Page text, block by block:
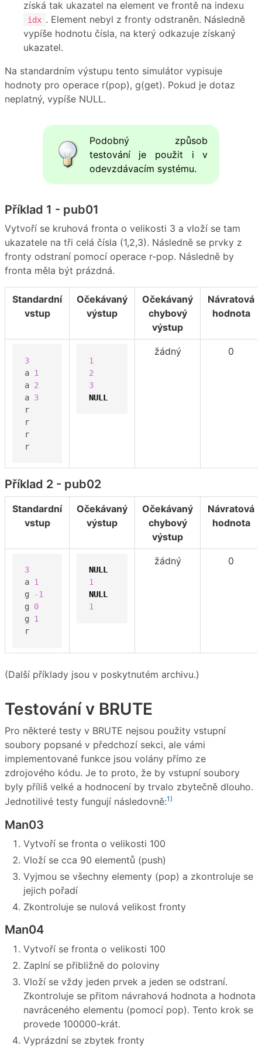
získá tak ukazatel na element ve frontě na indexu
idx . Element nebyl z fronty odstraněn. Následně
vypíše hodnotu čísla, na který odkazuje získaný
ukazatel.
Na standardním výstupu tento simulátor vypisuje
hodnoty pro operace r(pop), g(get). Pokud je dotaz
neplatný, vypíše NULL.
Podobný způsob
testování je použit i v
odevzdávacím systému.
Příklad 1 - pub01
Vytvoří se kruhová fronta o velikosti 3 a vloží se tam
ukazatele na tři celá čísla (1,2,3). Následně se prvky z
fronty odstraní pomocí operace r-pop. Následně by
fronta měla být prázdná.
Standardní
vstup
Očekávaný
výstup
Očekávaný
chybový
výstup
Návratová
hodnota
3
a 1
a 2
a 3
r
r
r
r
1
2
3
NULL
žádný 0
Příklad 2 - pub02
Standardní
vstup
Očekávaný
výstup
Očekávaný
chybový
výstup
Návratová
hodnota
3
a 1
g
-1
g 0
g 1
r
NULL
1
NULL
1
žádný 0
(Další příklady jsou v poskytnutém archivu.)
Testování v BRUTE
Pro některé testy v BRUTE nejsou použity vstupní
soubory popsané v předchozí sekci, ale vámi
implementované funkce jsou volány přímo ze
zdrojového kódu. Je to proto, že by vstupní soubory
byly příliš velké a hodnocení by trvalo zbytečně dlouho.
Jednotilivé testy fungují následovně:1)
Man03
Vytvoří se fronta o velikosti 100
Vloží se cca 90 elementů (push)
Vyjmou se všechny elementy (pop) a zkontroluje se
jejich pořadí
Zkontroluje se nulová velikost fronty
Man04
Vytvoří se fronta o velikosti 100
Zaplní se přibližně do poloviny
Vloží se vždy jeden prvek a jeden se odstraní.
Zkontroluje se přitom návrahová hodnota a hodnota
navráceného elementu (pomocí pop). Tento krok se
provede 100000-krát.
Vyprázdní se zbytek fronty